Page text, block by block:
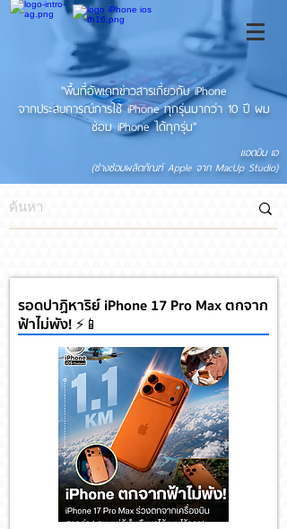
"พื้นที่อัพเดทข่าวสารเกี่ยวกับ iPhone
จากประสบการณ์การใช้ iPhone ทุกรุ่นมากว่า 10 ปี ผม
ซ่อม iPhone ได้ทุกรุ่น"
แอดมิน เอ
(ช่างซ่อมผลิตภัณฑ์ Apple จาก MacUp Studio)
รอดปาฏิหาริย์ iPhone 17 Pro Max ตกจาก
ฟ้าไม่พัง! ⚡📱